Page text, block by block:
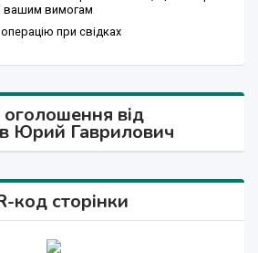
вашим вимогам
при свідках
оголошення від
Юрий Гаврилович
код сторінки